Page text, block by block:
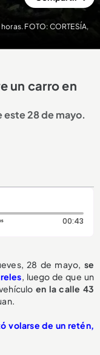
FOTO: CORTESÍA,
un carro en
este 28 de mayo.
00:43
28 de mayo, se
, luego de que un
en la calle 43
volarse de un retén,